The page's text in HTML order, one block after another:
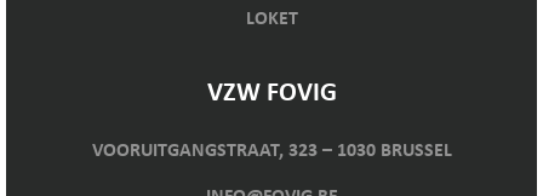
LOKET
VZW FOVIG
VOORUITGANGSTRAAT, 323 – 1030 BRUSSEL